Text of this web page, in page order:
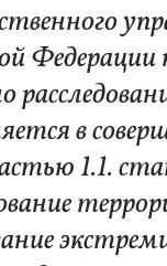
Федерации
в
1.1.